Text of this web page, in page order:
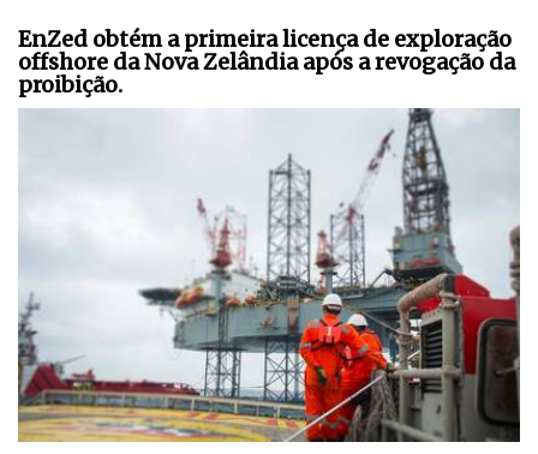
EnZed obtém a primeira licença de exploração
offshore da Nova Zelândia após a revogação da
proibição.